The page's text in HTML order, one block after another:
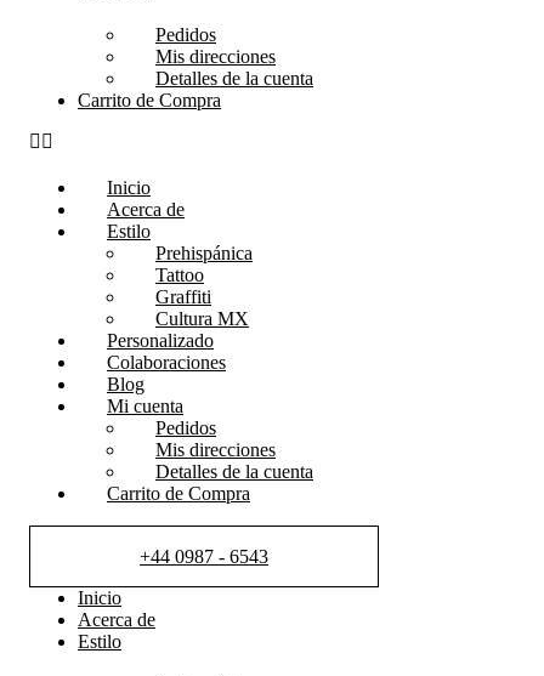
Pedidos
Mis direcciones
Detalles de la cuenta
Carrito de Compra
Inicio
Acerca de
Estilo
Prehispánica
Tattoo
Graffiti
Cultura MX
Personalizado
Colaboraciones
Blog
Mi cuenta
Pedidos
Mis direcciones
Detalles de la cuenta
Carrito de Compra
+44 0987 - 6543
Inicio
Acerca de
Estilo